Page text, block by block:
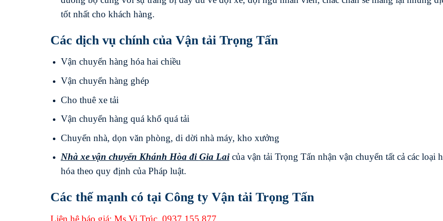
tốt nhất cho khách hàng.
Các dịch vụ chính của Vận tải Trọng Tấn
Vận chuyển hàng hóa hai chiều
Vận chuyển hàng ghép
Cho thuê xe tải
Vận chuyển hàng quá khổ quá tải
Chuyển nhà, dọn văn phòng, di dời nhà máy, kho xưởng
Nhà xe vận chuyển Khánh Hòa điGia Laicủa vận tải Trọng Tấn nhận vận chuyển tất cả các loại
hóa theo quy định của Pháp luật.
Các thế mạnh có tại Công ty Vận tải Trọng Tấn
Liên hệ báo giá: Ms.Vi Trúc 0937 155 877